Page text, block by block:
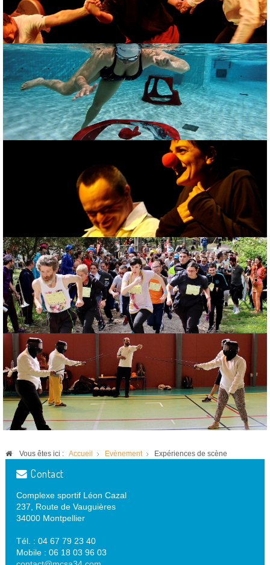
Vous êtes ici : Accueil Evènement Expériences de scène
Contact
Complexe sportif Léon Cazal
237, Route de Vauguières
34000 Montpellier
Tél. : 04 67 79 23 40
Mobile : 06 18 03 96 03